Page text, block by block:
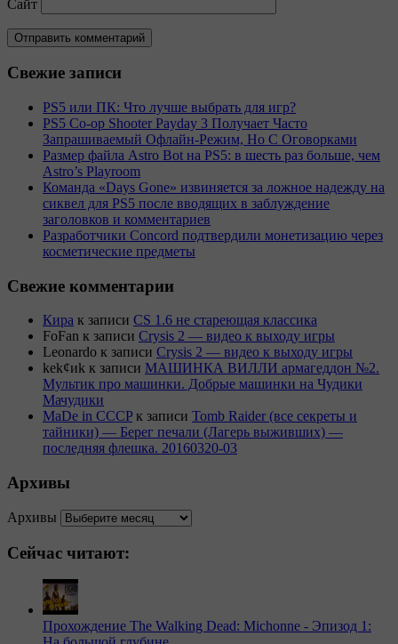
Сайт
Свежие записи
PS5 или ПК: Что лучше выбрать для игр?
PS5 Co-op Shooter Payday 3 Получает Часто
Запрашиваемый Офлайн-Режим, Но С Оговорками
Размер файла Astro Bot на PS5: в шесть раз больше, чем
Astro’s Playroom
Команда «Days Gone» извиняется за ложное надежду на
сиквел для PS5 после вводящих в заблуждение
заголовков и комментариев
Разработчики Concord подтвердили монетизацию через
косметические предметы
Свежие комментарии
Кира к записи CS 1.6 не стареющая классика
FoFan к записи Crysis 2 — видео к выходу игры
Leonardo к записи Crysis 2 — видео к выходу игры
kek¢иk к записи МАШИНКА ВИЛЛИ армагеддон №2.
Мультик про машинки. Добрые машинки на Чудики
Мачудики
MaDe in CCCP к записи Tomb Raider (все секреты и
тайники) — Берег печали (Лагерь выживших) —
последняя флешка. 20160320-03
Архивы
Архивы
Сейчас читают:
Прохождение The Walking Dead: Michonne - Эпизод 1: